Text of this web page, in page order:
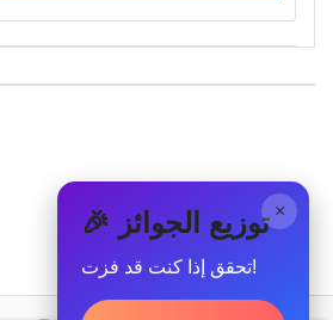
× 🎉 توزيع الجوائز
تحقق إذا كنت قد فزت!